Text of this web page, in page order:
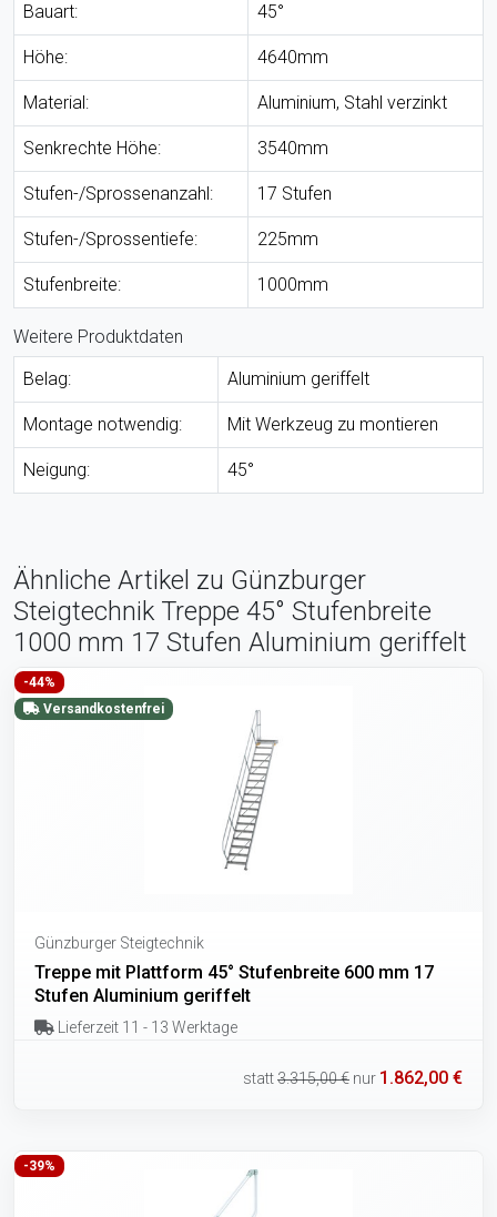
Bauart: 45°
Höhe: 4640mm
Material: Aluminium, Stahl verzinkt
Senkrechte Höhe: 3540mm
Stufen-/Sprossenanzahl: 17 Stufen
Stufen-/Sprossentiefe: 225mm
Stufenbreite: 1000mm
Weitere Produktdaten
Belag:
Aluminium geriffelt
Montage notwendig: Mit Werkzeug zu montieren
Neigung: 45°
Ähnliche Artikel zu Günzburger
Steigtechnik Treppe 45° Stufenbreite
1000 mm 17 Stufen Aluminium geriffelt
-44%
Versandkostenfrei
Günzburger Steigtechnik
Treppe mit Plattform 45° Stufenbreite 600 mm 17
Stufen Aluminium geriffelt
Lieferzeit 11 - 13 Werktage
statt3.315,00 € nur 1.862,00 €
-39%